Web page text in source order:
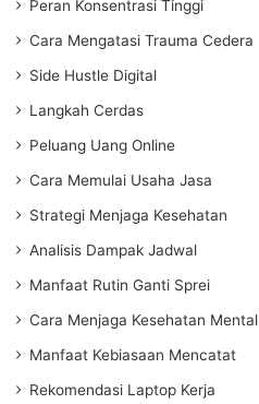
Peran Konsentrasi Tinggi
Cara Mengatasi Trauma Cedera
Side Hustle Digital
Langkah Cerdas
Peluang Uang Online
Cara Memulai Usaha Jasa
Strategi Menjaga Kesehatan
Analisis Dampak Jadwal
Manfaat Rutin Ganti Sprei
Cara Menjaga Kesehatan Mental
Manfaat Kebiasaan Mencatat
Rekomendasi Laptop Kerja